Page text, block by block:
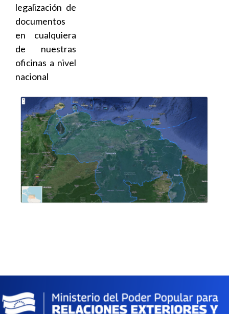
legalización de
documentos
en cualquiera
de nuestras
oficinas a nivel
nacional